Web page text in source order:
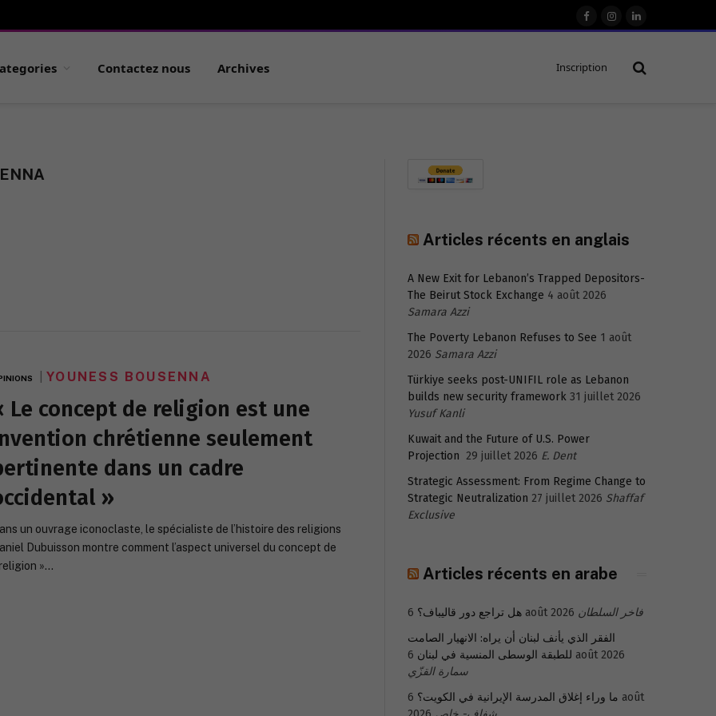
FacebookInstagram
LinkedIn
Contactez nous Archives Inscription
YOUNESS BOUSENNA
Le concept de religion est une
chrétienne seulement
dans un cadre
»
un ouvrage iconoclaste, le spécialiste de l’histoire des religions
Dubuisson montre comment l’aspect universel du concept de
»…
Articles récents en anglais
A New Exit for Lebanon’s Trapped Depositors-
The Beirut Stock Exchange 4 août 2026
Samara Azzi
The Poverty Lebanon Refuses to See 1 août
2026 Samara Azzi
Türkiye seeks post-UNIFIL role as Lebanon
builds new security framework 31 juillet 2026
Yusuf Kanli
Kuwait and the Future of U.S. Power
Projection 29 juillet 2026 E. Dent
Strategic Assessment: From Regime Change to
Strategic Neutralization 27 juillet 2026 Shaffaf
Exclusive
Articles récents en arabe
هل تراجع دور قاليباف؟ 6 août 2026 فاخر السلطان
الفقر الذي يأنف لبنان أن يراه: الانهيار الصامت
للطبقة الوسطى المنسية في لبنان 6 août 2026
سمارة القزّي
ما وراء إغلاق المدرسة الإيرانية في الكويت؟ 6 août